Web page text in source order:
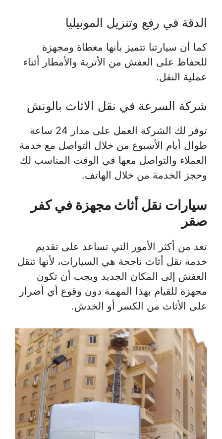
الدقة في رفع وتنزيل الموبيليا
كما أن سيارتنا تتميز بأنها مغطاة ومجهزة
للحفاظ على العفش من الأتربة والأمطار أثناء
عملية النقل.
شركة السرعة في نقل الاثاث بالونش
توفر لك الشركة العمل على مدار 24 ساعة
طوال أيام الأسبوع من خلال التواصل مع خدمة
العملاء والتواصل معها في الوقت المناسب لك
وحجز الخدمة من خلال الهاتف.
سيارات نقل أثاث مجهزة في كفر
صقر
تعد من أكثر الأمور التي تساعد على تقديم
خدمة نقل أثاث ناجحة هي السيارات، لأنها تنقل
العفش إلى المكان الجديد ويجب أن تكون
مجهزة للقيام بهذا المهمة دون وقوع أي أضرار
على الأثاث من الكسر أو الخدش.